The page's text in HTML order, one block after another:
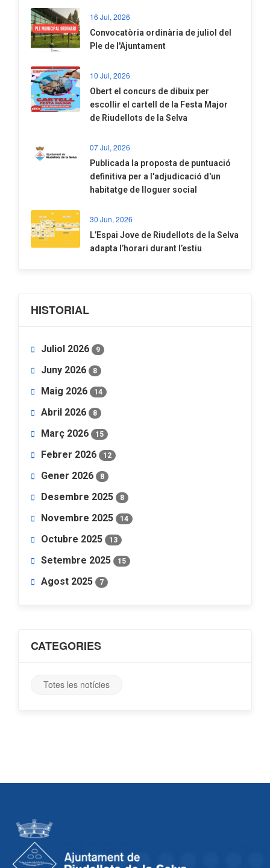
16 Jul, 2026
Convocatòria ordinària de juliol del
Ple de l'Ajuntament
10 Jul, 2026
​Obert el concurs de dibuix per
escollir el cartell de la Festa Major
de Riudellots de la Selva
07 Jul, 2026
​Publicada la proposta de puntuació
definitiva per a l'adjudicació d'un
habitatge de lloguer social
30 Jun, 2026
​L’Espai Jove de Riudellots de la Selva
adapta l’horari durant l’estiu
HISTORIAL
Juliol 2026 9
Juny 2026 8
Maig 2026 14
Abril 2026 8
Març 2026 15
Febrer 2026 12
Gener 2026 8
Desembre 2025 8
Novembre 2025 14
Octubre 2025 13
Setembre 2025 15
Agost 2025 7
CATEGORIES
Totes les notícies